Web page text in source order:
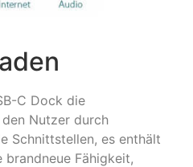
C Dock die
Nutzer durch
Schnittstellen, es enthält
brandneue Fähigkeit,